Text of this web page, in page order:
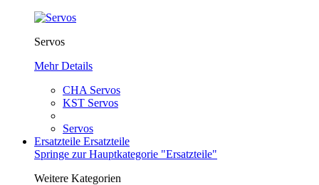
Servos
Mehr Details
CHA Servos
KST Servos
Servos
Ersatzteile Ersatzteile
Springe zur Hauptkategorie "Ersatzteile"
Weitere Kategorien